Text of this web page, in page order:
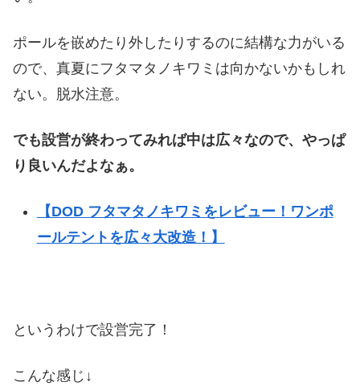
ポールを嵌めたり外したりするのに結構な力がいる
ので、真夏にフタマタノキワミは向かないかもしれ
ない。脱水注意。
でも設営が終わってみれば中は広々なので、やっぱ
り良いんだよなぁ。
【DOD フタマタノキワミをレビュー！ワンポ
ールテントを広々大改造！】
というわけで設営完了！
こんな感じ↓